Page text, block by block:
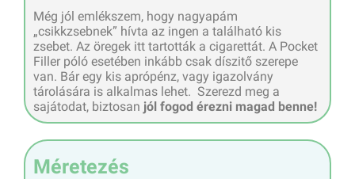
Még jól emlékszem, hogy nagyapám
„csikkzsebnek” hívta az ingen a található kis
zsebet. Az öregek itt tartották a cigarettát. A Pocket
Filler póló esetében inkább csak díszitő szerepe
van. Bár egy kis aprópénz, vagy igazolvány
tárolására is alkalmas lehet. Szerezd meg a
sajátodat, biztosan jól fogod érezni magad benne!
Méretezés